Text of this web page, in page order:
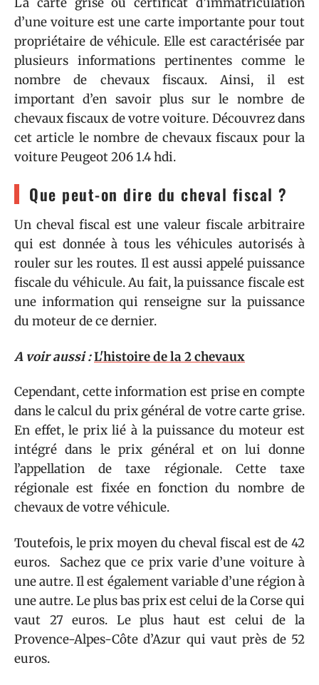
d’une voiture est une carte importante pour tout
propriétaire de véhicule. Elle est caractérisée par
plusieurs informations pertinentes comme le
nombre de chevaux fiscaux. Ainsi, il est
important d’en savoir plus sur le nombre de
chevaux fiscaux de votre voiture. Découvrez dans
cet article le nombre de chevaux fiscaux pour la
voiture Peugeot 206 1.4 hdi.
Que peut-on dire du cheval fiscal ?
Un cheval fiscal est une valeur fiscale arbitraire
qui est donnée à tous les véhicules autorisés à
rouler sur les routes. Il est aussi appelé puissance
fiscale du véhicule. Au fait, la puissance fiscale est
une information qui renseigne sur la puissance
du moteur de ce dernier.
A voir aussi :L'histoire de la 2 chevaux
Cependant, cette information est prise en compte
dans le calcul du prix général de votre carte grise.
En effet, le prix lié à la puissance du moteur est
intégré dans le prix général et on lui donne
l’appellation de taxe régionale. Cette taxe
régionale est fixée en fonction du nombre de
chevaux de votre véhicule.
Toutefois, le prix moyen du cheval fiscal est de 42
euros. Sachez que ce prix varie d’une voiture à
une autre. Il est également variable d’une région à
une autre. Le plus bas prix est celui de la Corse qui
vaut 27 euros. Le plus haut est celui de la
Provence-Alpes-Côte d’Azur qui vaut près de 52
euros.